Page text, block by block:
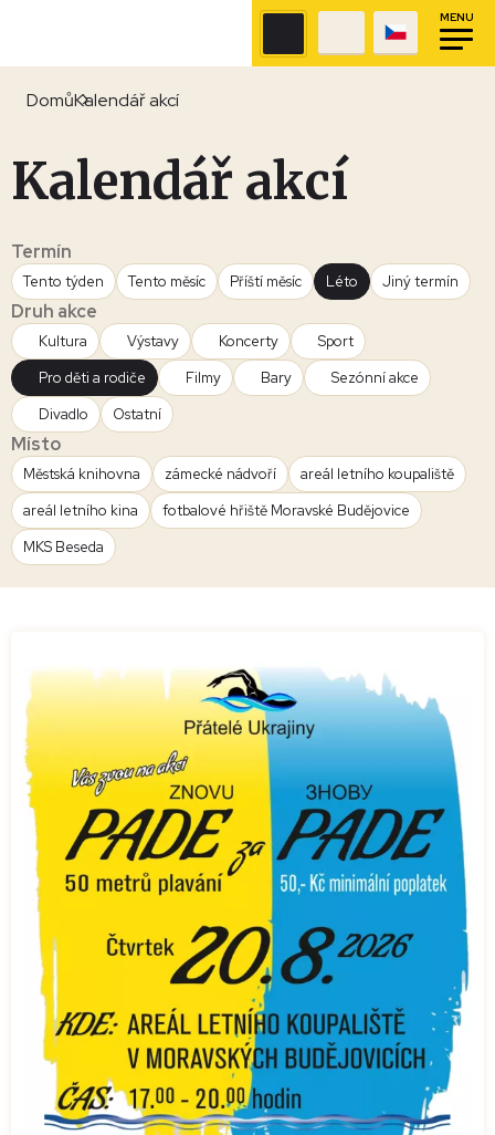
MENU
DomůKalendář akcí
Kalendář akcí
Termín
Tento týden Tento měsíc Příští měsíc Léto Jiný termín
Druh akce
Kultura Výstavy Koncerty
Sport
Pro děti a rodiče
Filmy Bary
Sezónní akce
Divadlo
Ostatní
Místo
Městská knihovna zámecké nádvoří
areál letního koupaliště
areál letního kina
fotbalové hřiště Moravské Budějovice
MKS Beseda